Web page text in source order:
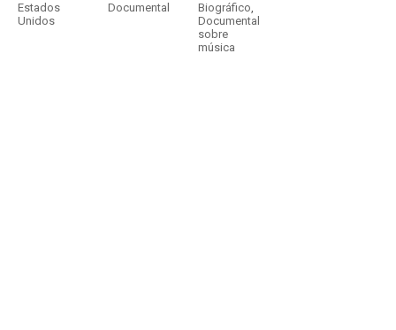
Estados
Unidos
Documental Biográfico,
Documental
sobre
música